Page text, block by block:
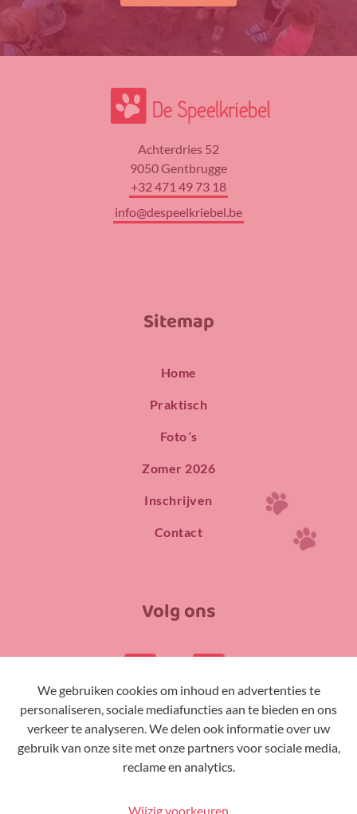
We gebruiken cookies om inhoud en advertenties te
personaliseren, sociale mediafuncties aan te bieden en ons
verkeer te analyseren. We delen ook informatie over uw
gebruik van onze site met onze partners voor sociale media,
reclame en analytics.
Wijzig voorkeuren
Achterdries 52
9050 Gentbrugge
+32 471 49 73 18
info@despeelkriebel.be
Home
Praktisch
Foto´s
Zomer 2026
Inschrijven
Contact
Sitemap
Extra
Volg ons